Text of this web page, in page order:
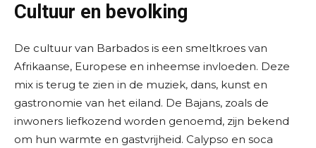
Cultuur en bevolking
De cultuur van Barbados is een smeltkroes van
Afrikaanse, Europese en inheemse invloeden. Deze
mix is terug te zien in de muziek, dans, kunst en
gastronomie van het eiland. De Bajans, zoals de
inwoners liefkozend worden genoemd, zijn bekend
om hun warmte en gastvrijheid. Calypso en soca